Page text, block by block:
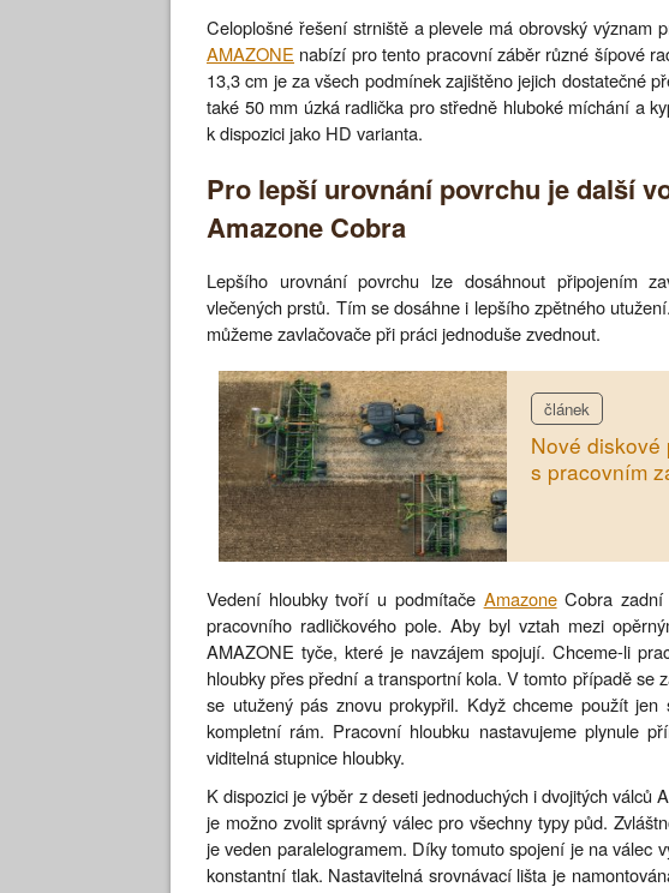
Celoplošné řešení strniště a plevele má obrovský význam
AMAZONE nabízí pro tento pracovní záběr různé šípové
13,3 cm je za všech podmínek zajištěno jejich dostatečné
také 50 mm úzká radlička pro středně hluboké míchání a
k dispozici jako HD varianta.
Pro lepší urovnání povrchu je další
Amazone Cobra
Lepšího urovnání povrchu lze dosáhnout připojením
vlečených prstů. Tím se dosáhne i lepšího zpětného
můžeme zavlačovače při práci jednoduše zvednout.
článek
Nové diskové
s pracovním
Vedení hloubky tvoří u podmítače AmazoneCobra zadní
pracovního radličkového pole. Aby byl vztah mezi
AMAZONE tyče, které je navzájem spojují. Chceme-li
hloubky přes přední a transportní kola. V tomto případě se
se utužený pás znovu prokypřil. Když chceme použít
kompletní rám. Pracovní hloubku nastavujeme plynule
viditelná stupnice hloubky.
K dispozici je výběr z deseti jednoduchých i dvojitých válců
je možno zvolit správný válec pro všechny typy půd.
je veden paralelogramem. Díky tomuto spojení je na válec
konstantní tlak. Nastavitelná srovnávací lišta je